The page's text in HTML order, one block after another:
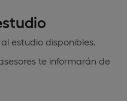
estudio disponibles.
te informarán de